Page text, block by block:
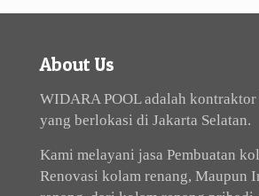
About Us
WIDARA POOL adalah
yang berlokasi di Jakarta Selatan.
Kami melayani jasa Pembuatan
Renovasi kolam renang, Maupun